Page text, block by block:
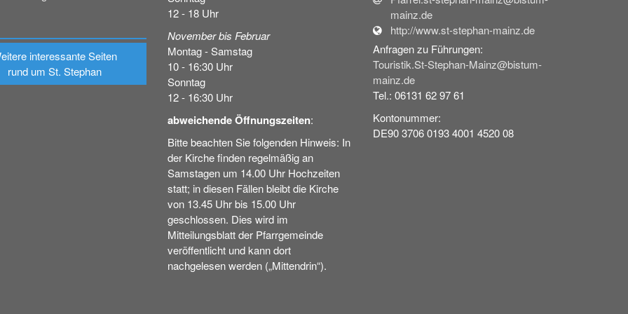
interessante Seiten
rund um St. Stephan
12 - 18 Uhr
November bis Februar
Montag - Samstag
10 - 16:30 Uhr
Sonntag
12 - 16:30 Uhr
abweichende Öffnungszeiten:
Bitte beachten Sie folgenden Hinweis: In
der Kirche finden regelmäßig an
Samstagen um 14.00 Uhr Hochzeiten
statt; in diesen Fällen bleibt die Kirche
von 13.45 Uhr bis 15.00 Uhr
geschlossen. Dies wird im
Mitteilungsblatt der Pfarrgemeinde
veröffentlicht und kann dort
nachgelesen werden („Mittendrin“).
mainz.de
http://www.st-stephan-mainz.de
Anfragen zu Führungen:
Touristik.St-Stephan-Mainz@bistum-
mainz.de
Tel.: 06131 62 97 61
Kontonummer:
DE90 3706 0193 4001 4520 08